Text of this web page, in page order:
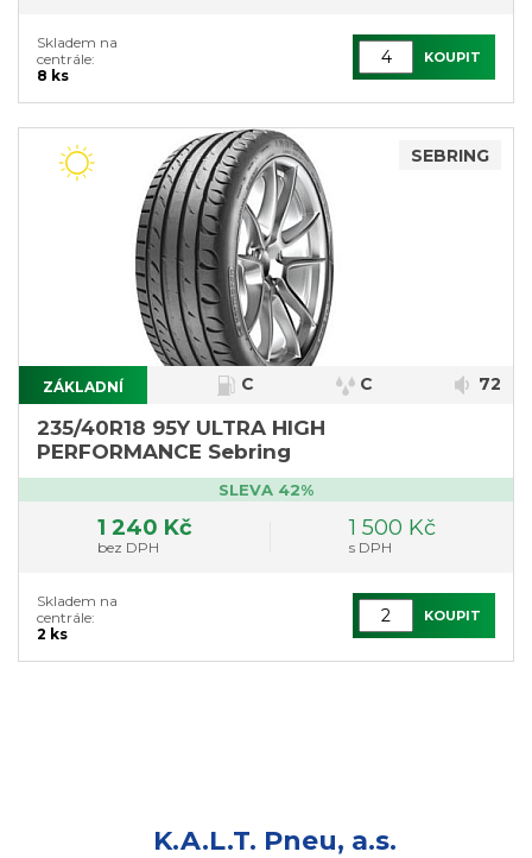
Skladem na
centrále:
8 ks
KOUPIT
SEBRING
ZÁKLADNÍ C C 72
235/40R18 95Y ULTRA HIGH
PERFORMANCE Sebring
SLEVA 42%
1 240 Kč
bez DPH
1 500 Kč
s DPH
Skladem na
centrále:
2 ks
KOUPIT
K.A.L.T. Pneu, a.s.